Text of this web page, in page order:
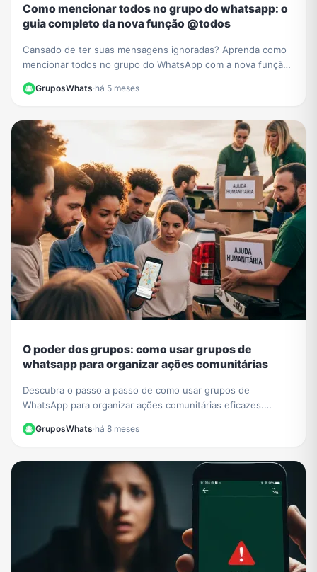
Como mencionar todos no grupo do whatsapp: o
guia completo da nova função @todos
Cansado de ter suas mensagens ignoradas? Aprenda como
mencionar todos no grupo do WhatsApp com a nova função
GruposWhats·há 5 meses
O poder dos grupos: como usar grupos de
whatsapp para organizar ações comunitárias
Descubra o passo a passo de como usar grupos de
WhatsApp para organizar ações comunitárias eficazes.
GruposWhats·há 8 meses